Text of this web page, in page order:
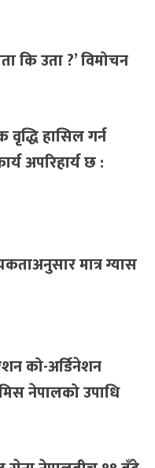
कि उता ?’ विमोचन
वृद्धि हासिल गर्न
अपरिहार्य छ :
मात्र ग्यास
को-अर्डिनेशन
नेपालको उपाधि